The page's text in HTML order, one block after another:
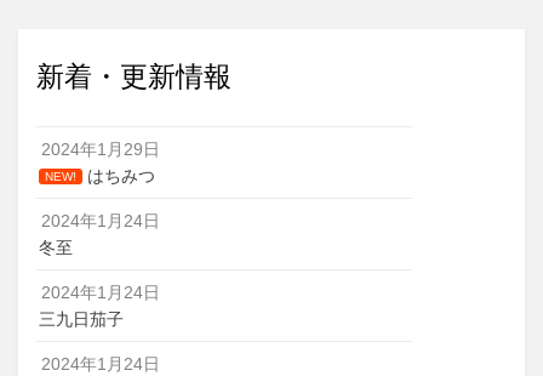
新着・更新情報
2024年1月29日
NEW! はちみつ
2024年1月24日
冬至
2024年1月24日
三九日茄子
2024年1月24日